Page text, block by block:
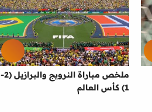
ملخص مباراة النرويج والبرازيل (2-
1) كأس العالم